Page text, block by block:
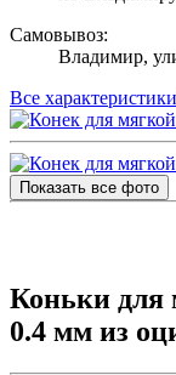
Самовывоз:
Владимир,
Все характеристики
Показать все фото
Коньки для
0.4 мм из